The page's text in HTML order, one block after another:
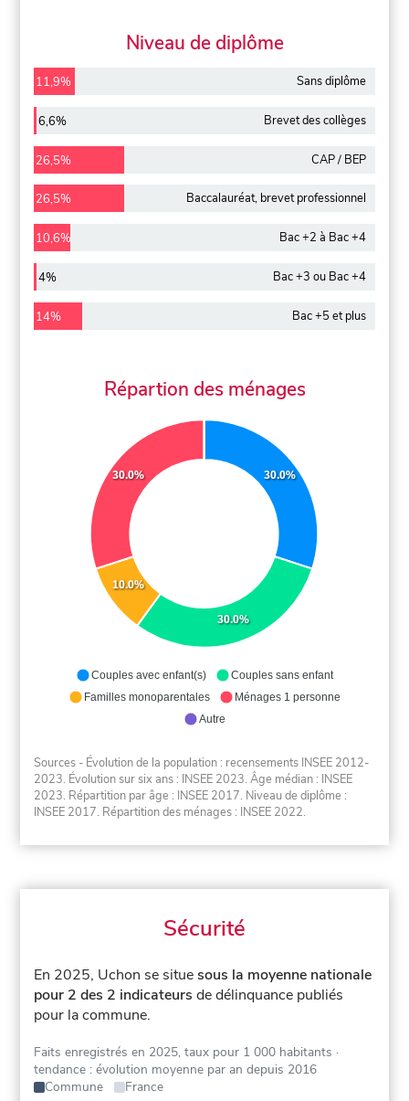
Niveau de diplôme
11,9% Sans diplôme
6,6% Brevet des collèges
26,5% CAP / BEP
26,5% Baccalauréat, brevet professionnel
10,6% Bac +2 à Bac +4
4% Bac +3 ou Bac +4
14% Bac +5 et plus
Répartion des ménages
30.0%
30.0%
10.0%
30.0%
Couples avec enfant(s)
Couples sans enfant
Familles monoparentales
Ménages 1 personne
Autre
Sources - Évolution de la population : recensements INSEE 2012-
2023. Évolution sur six ans : INSEE 2023. Âge médian : INSEE
2023. Répartition par âge : INSEE 2017. Niveau de diplôme :
INSEE 2017. Répartition des ménages : INSEE 2022.
Sécurité
En 2025, Uchon se situesous la moyenne nationale
pour 2 des 2 indicateurs de délinquance publiés
pour la commune.
Faits enregistrés en 2025, taux pour 1 000 habitants ·
tendance : évolution moyenne par an depuis 2016
Commune
France